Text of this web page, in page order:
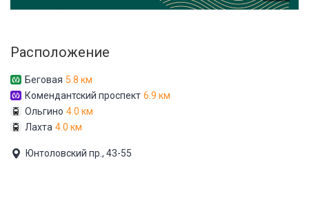
Расположение
Беговая 5.8 км
Комендантский проспект 6.9 км
Ольгино 4.0 км
Лахта 4.0 км
Юнтоловский пр., 43-55